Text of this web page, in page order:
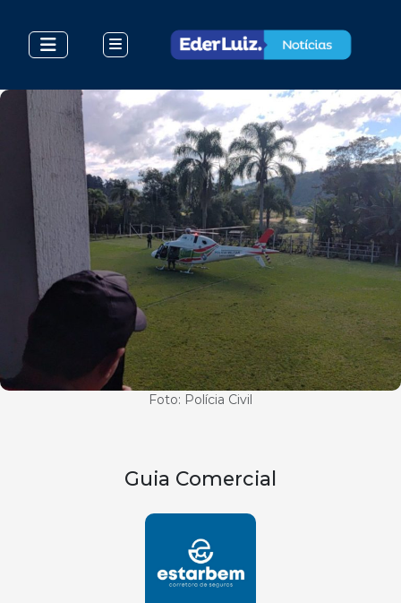
Foto: Polícia Civil
Guia Comercial